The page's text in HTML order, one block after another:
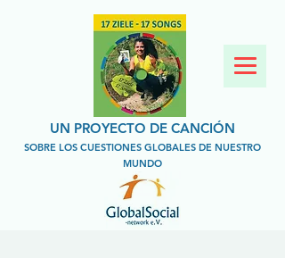
UN PROYECTO DE CANCIÓN
SOBRE LOS CUESTIONES GLOBALES DE NUESTRO
MUNDO